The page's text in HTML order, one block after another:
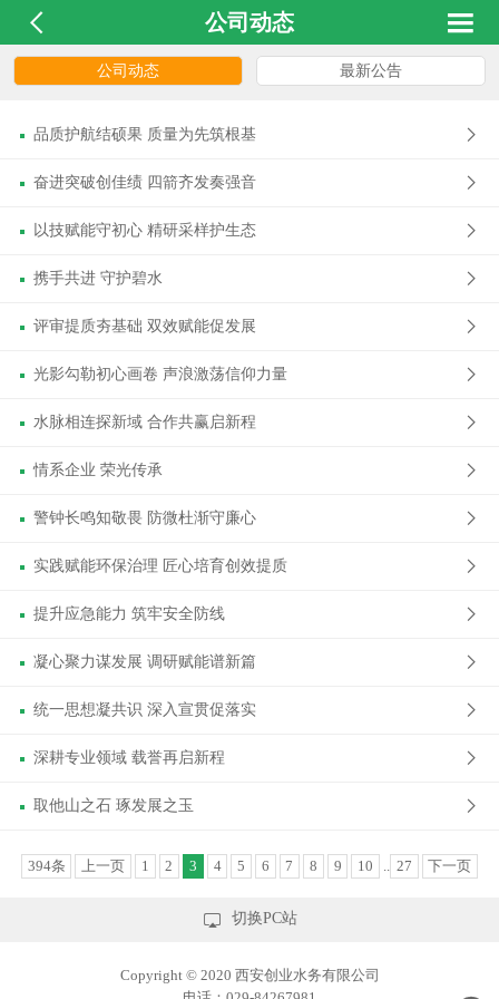
 公司动态 
公司动态 最新公告
品质护航结硕果 质量为先筑根基
奋进突破创佳绩 四箭齐发奏强音
以技赋能守初心 精研采样护生态
携手共进 守护碧水
评审提质夯基础 双效赋能促发展
光影勾勒初心画卷 声浪激荡信仰力量
水脉相连探新域 合作共赢启新程
情系企业 荣光传承
警钟长鸣知敬畏 防微杜渐守廉心
实践赋能环保治理 匠心培育创效提质
提升应急能力 筑牢安全防线
凝心聚力谋发展 调研赋能谱新篇
统一思想凝共识 深入宣贯促落实
深耕专业领域 载誉再启新程
取他山之石 琢发展之玉
394条 上一页 1 2 3 4 5 6 7 8 9 10 .. 27 下一页
 切换PC站
Copyright © 2020 西安创业水务有限公司